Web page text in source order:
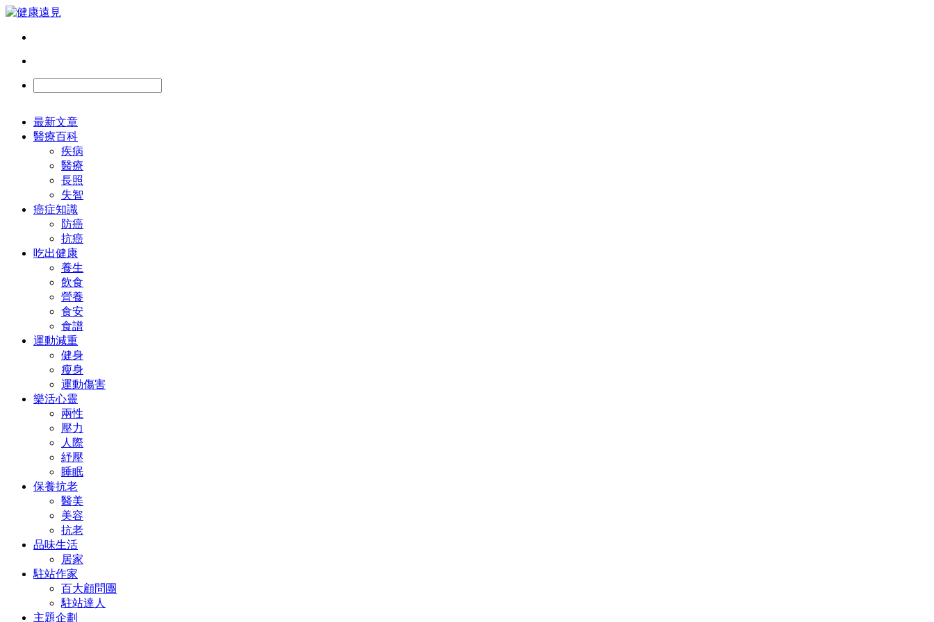
最新文章
醫療百科
疾病
醫療
長照
失智
癌症知識
防癌
抗癌
吃出健康
養生
飲食
營養
食安
食譜
運動減重
健身
瘦身
運動傷害
樂活心靈
兩性
壓力
人際
紓壓
睡眠
保養抗老
醫美
美容
抗老
品味生活
居家
駐站作家
百大顧問團
駐站達人
主題企劃